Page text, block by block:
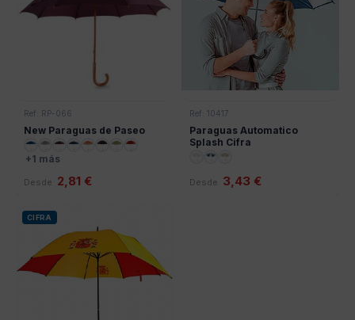
Ref: RP-066
New Paraguas de Paseo
+1 más
Desde 2,81 €
Ref: 10417
Paraguas Automatico
Splash Cifra
Desde 3,43 €
CIFRA